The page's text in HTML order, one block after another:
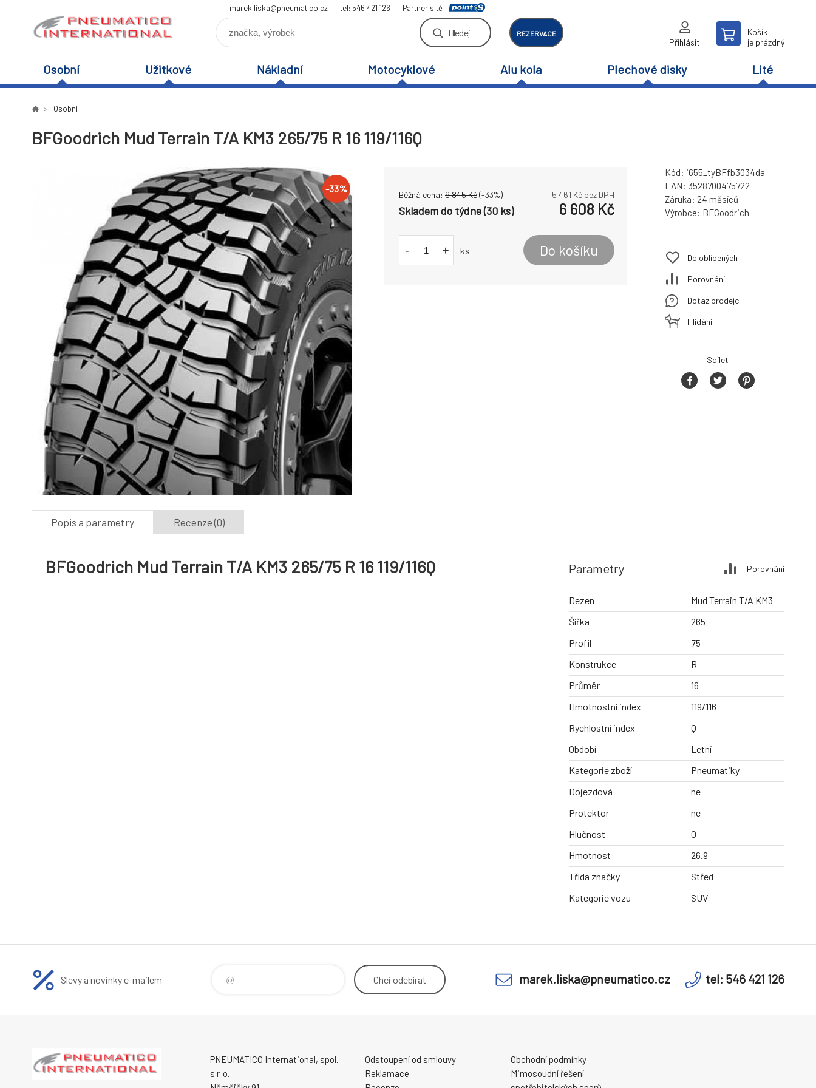
marek.liska@pneumatico.cz tel: 546 421 126 Partner sítě
Hledej REZERVACE
Přihlásit
Košík
je prázdný
Osobní Užitkové Nákladní Motocyklové Alu kola Plechové disky Lité
Osobní
BFGoodrich Mud Terrain T/A KM3 265/75 R 16 119/116Q
-33%
Běžná cena: 9 845Kč(-33%) 5 461 Kč bez DPH
Skladem do týdne (30 ks) 6 608 Kč
- + ks Do košíku
Kód: i655_tyBFfb3034da
EAN: 3528700475722
Záruka: 24 měsíců
Výrobce: BFGoodrich
Do oblíbených
Porovnání
Dotaz prodejci
Hlídání
Sdílet
Popis a parametry Recenze (0)
BFGoodrich Mud Terrain T/A KM3 265/75 R 16 119/116Q Parametry Porovnání
Dezen
Mud Terrain T/A KM3
Šířka
265
Profil
75
Konstrukce
R
Průměr
16
Hmotnostní index
119/116
Rychlostní index
Q
Období
Letní
Kategorie zboží
Pneumatiky
Dojezdová
ne
Protektor
ne
Hlučnost
0
Hmotnost
26.9
Třída značky
Střed
Kategorie vozu
SUV
Slevy a novinky e-mailem Chci odebírat marek.liska@pneumatico.cz tel: 546 421 126
PNEUMATICO International, spol.
s r. o.
Odstoupení od smlouvy
Reklamace
Obchodní podmínky
Mimosoudní řešení